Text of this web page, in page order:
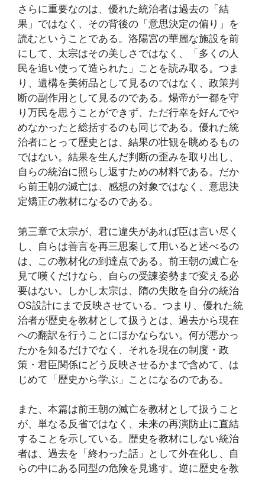
さらに重要なのは、優れた統治者は過去の「結
果」ではなく、その背後の「意思決定の偏り」を
読むということである。洛陽宮の華麗な施設を前
にして、太宗はその美しさではなく、「多くの人
民を追い使って造られた」ことを読み取る。つま
り、遺構を美術品として見るのではなく、政策判
断の副作用として見るのである。煬帝が一都を守
り万民を思うことができず、ただ行幸を好んでや
めなかったと総括するのも同じである。優れた統
治者にとって歴史とは、結果の壮観を眺めるもの
ではない。結果を生んだ判断の歪みを取り出し、
自らの統治に照らし返すための材料である。だか
ら前王朝の滅亡は、感想の対象ではなく、意思決
定矯正の教材になるのである。
第三章で太宗が、君に違失があれば臣は言い尽く
し、自らは善言を再三思案して用いると述べるの
は、この教材化の到達点である。前王朝の滅亡を
見て嘆くだけなら、自らの受諫姿勢まで変える必
要はない。しかし太宗は、隋の失敗を自分の統治
OS設計にまで反映させている。つまり、優れた統
治者が歴史を教材として扱うとは、過去から現在
への翻訳を行うことにほかならない。何が悪かっ
たかを知るだけでなく、それを現在の制度・政
策・君臣関係にどう反映させるかまで含めて、は
じめて「歴史から学ぶ」ことになるのである。
また、本篇は前王朝の滅亡を教材として扱うこと
が、単なる反省ではなく、未来の再演防止に直結
することを示している。歴史を教材にしない統治
者は、過去を「終わった話」として外在化し、自
らの中にある同型の危険を見逃す。逆に歴史を教